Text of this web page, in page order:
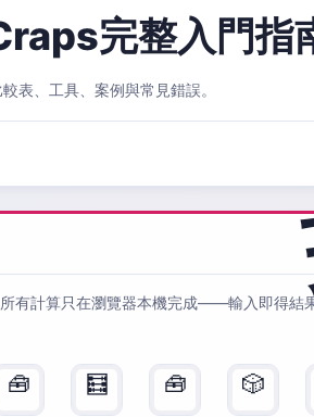
完整入門指
表、工具、案例與常見錯誤。
有計算只在瀏覽器本機完成——輸入即得結
🧰 🧮 🧰 🎲